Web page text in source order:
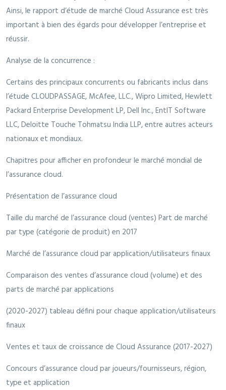
Ainsi, le rapport d’étude de marché Cloud Assurance est très
important à bien des égards pour développer l’entreprise et
réussir.
Analyse de la concurrence :
Certains des principaux concurrents ou fabricants inclus dans
l’étude CLOUDPASSAGE, McAfee, LLC., Wipro Limited, Hewlett
Packard Enterprise Development LP, Dell Inc., EntIT Software
LLC, Deloitte Touche Tohmatsu India LLP, entre autres acteurs
nationaux et mondiaux.
Chapitres pour afficher en profondeur le marché mondial de
l’assurance cloud.
Présentation de l’assurance cloud
Taille du marché de l’assurance cloud (ventes) Part de marché
par type (catégorie de produit) en 2017
Marché de l’assurance cloud par application/utilisateurs finaux
Comparaison des ventes d’assurance cloud (volume) et des
parts de marché par applications
(2020-2027) tableau défini pour chaque application/utilisateurs
finaux
Ventes et taux de croissance de Cloud Assurance (2017-2027)
Concours d’assurance cloud par joueurs/fournisseurs, région,
type et application